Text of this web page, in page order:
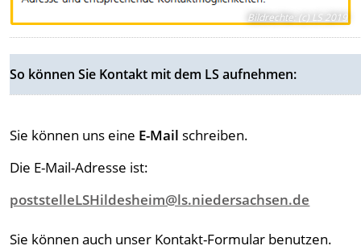
Bildrechte (c) LS 2019
So können Sie Kontakt mit dem LS aufnehmen:
Sie können uns eine E-Mail schreiben.
Die E-Mail-Adresse ist:
poststelleLSHildesheim@ls.niedersachsen.de
Sie können auch unser Kontakt-Formular benutzen.